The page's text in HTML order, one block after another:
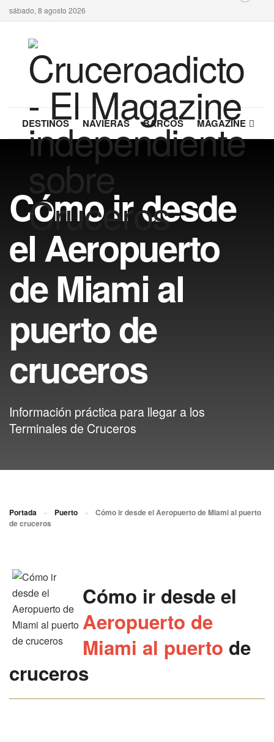
sábado, 8 agosto 2026
DESTINOS NAVIERAS BARCOS MAGAZINE
Cómo ir desde
el Aeropuerto
de Miami al
puerto de
cruceros
Información práctica para llegar a los
Terminales de Cruceros
Portada » Puerto »
Cómo ir desde el Aeropuerto de Miami al puerto
de cruceros
Cómo ir desde el
Aeropuerto de
Miami al puerto de
cruceros